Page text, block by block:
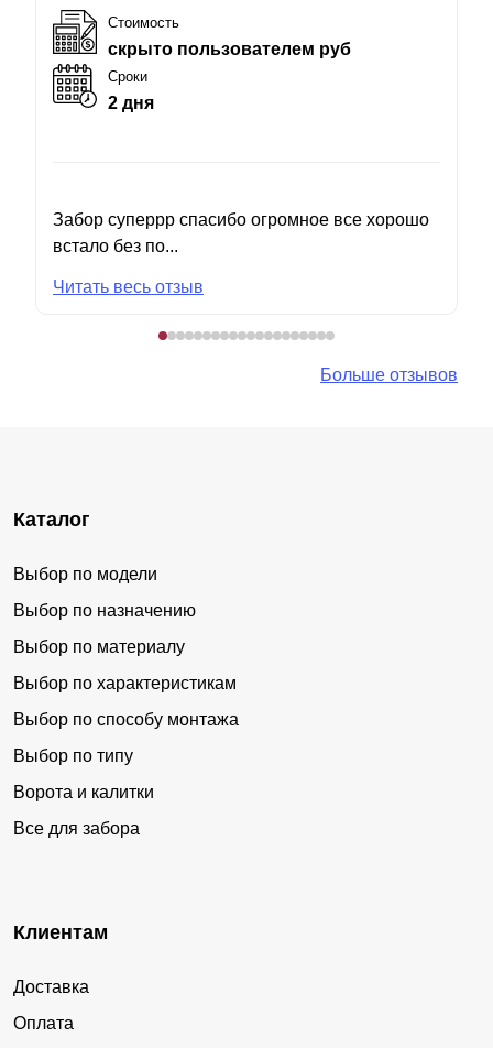
Стоимость
скрыто пользователем руб
Сроки
2 дня
Забор суперрр спасибо огромное все хорошо
встало без по...
Читать весь отзыв
Больше отзывов
Каталог
Выбор по модели
Выбор по назначению
Выбор по материалу
Выбор по характеристикам
Выбор по способу монтажа
Выбор по типу
Ворота и калитки
Все для забора
Клиентам
Доставка
Оплата